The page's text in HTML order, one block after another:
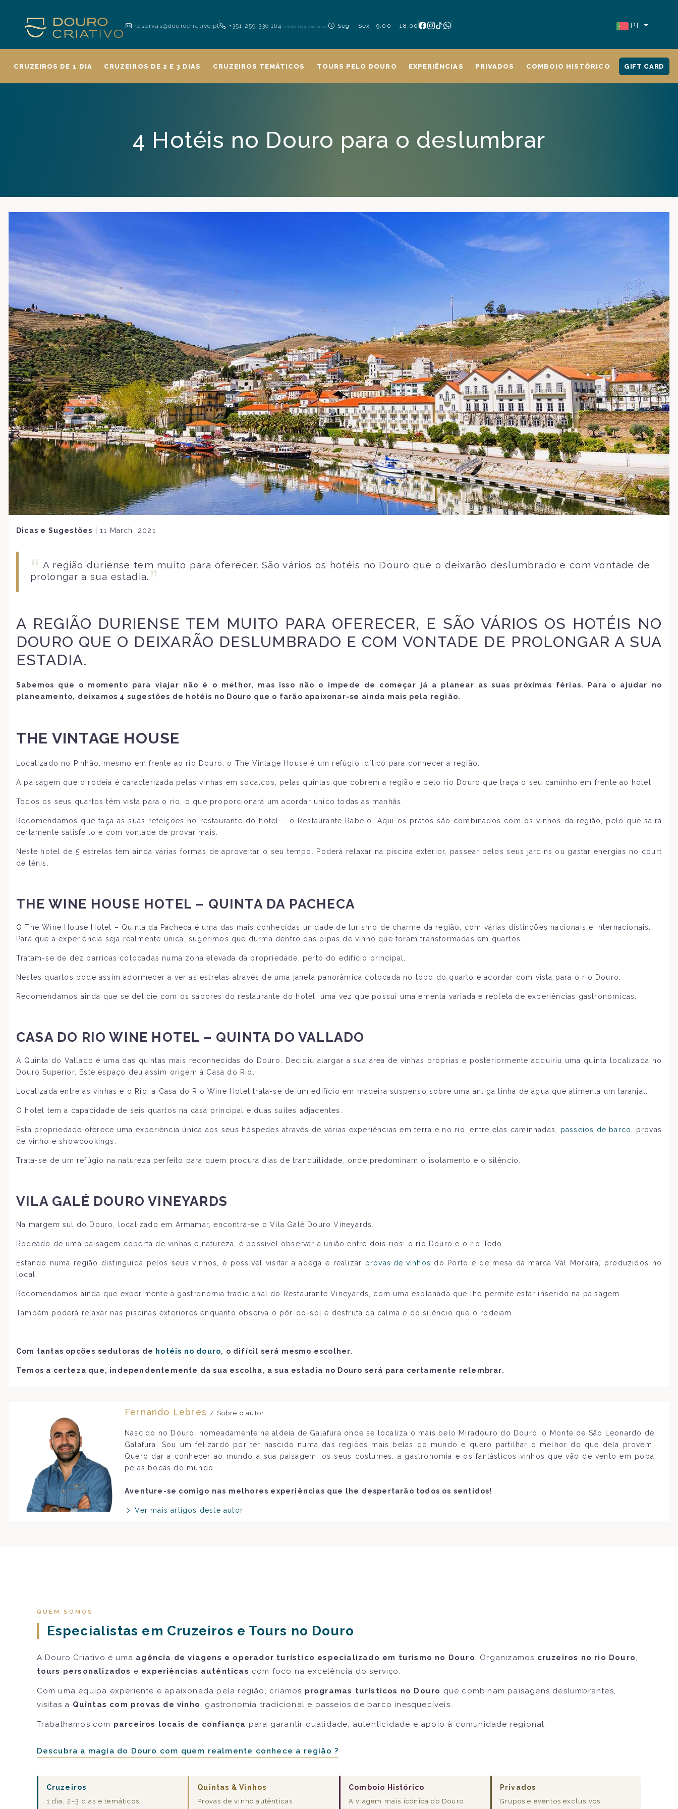
reservas@dourocriativo.pt +351 259 336 164(rede fixa nacional) Seg – Sex · 9:00 – 18:00 PT
CRUZEIROS DE 1 DIA CRUZEIROS DE 2 E 3 DIAS CRUZEIROS TEMÁTICOS TOURS PELO DOURO EXPERIÊNCIAS PRIVADOS COMBOIO HISTÓRICO GIFT CARD
4 Hotéis no Douro para o deslumbrar
Dicas e Sugestões |11 March, 2021
A região duriense tem muito para oferecer. São vários os hotéis no Douro que o deixarão deslumbrado e com vontade de
prolongar a sua estadia.
A REGIÃO DURIENSE TEM MUITO PARA OFERECER, E SÃO VÁRIOS OS HOTÉIS NO
DOURO QUE O DEIXARÃO DESLUMBRADO E COM VONTADE DE PROLONGAR A SUA
ESTADIA.
Sabemos que o momento para viajar não é o melhor, mas isso não o impede de começar já a planear as suas próximas férias. Para o ajudar no
planeamento, deixamos 4 sugestões de hotéis no Douro que o farão apaixonar-se ainda mais pela região.
THE VINTAGE HOUSE
Localizado no Pinhão, mesmo em frente ao rio Douro, o The Vintage House é um refúgio idílico para conhecer a região.
A paisagem que o rodeia é caracterizada pelas vinhas em socalcos, pelas quintas que cobrem a região e pelo rio Douro que traça o seu caminho em frente ao hotel.
Todos os seus quartos têm vista para o rio, o que proporcionará um acordar único todas as manhãs.
Recomendamos que faça as suas refeições no restaurante do hotel – o Restaurante Rabelo. Aqui os pratos são combinados com os vinhos da região, pelo que sairá
certamente satisfeito e com vontade de provar mais.
Neste hotel de 5 estrelas tem ainda várias formas de aproveitar o seu tempo. Poderá relaxar na piscina exterior, passear pelos seus jardins ou gastar energias no court
de ténis.
THE WINE HOUSE HOTEL – QUINTA DA PACHECA
O The Wine House Hotel – Quinta da Pacheca é uma das mais conhecidas unidade de turismo de charme da região, com várias distinções nacionais e internacionais.
Para que a experiência seja realmente única, sugerimos que durma dentro das pipas de vinho que foram transformadas em quartos.
Tratam-se de dez barricas colocadas numa zona elevada da propriedade, perto do edifício principal.
Nestes quartos pode assim adormecer a ver as estrelas através de uma janela panorâmica colocada no topo do quarto e acordar com vista para o rio Douro.
Recomendamos ainda que se delicie com os sabores do restaurante do hotel, uma vez que possui uma ementa variada e repleta de experiências gastronómicas.
CASA DO RIO WINE HOTEL – QUINTA DO VALLADO
A Quinta do Vallado é uma das quintas mais reconhecidas do Douro. Decidiu alargar a sua área de vinhas próprias e posteriormente adquiriu uma quinta localizada no
Douro Superior. Este espaço deu assim origem à Casa do Rio.
Localizada entre as vinhas e o Rio, a Casa do Rio Wine Hotel trata-se de um edifício em madeira suspenso sobre uma antiga linha de água que alimenta um laranjal.
O hotel tem a capacidade de seis quartos na casa principal e duas suítes adjacentes.
Esta propriedade oferece uma experiência única aos seus hóspedes através de várias experiências em terra e no rio, entre elas caminhadas, passeios de barco
, provas
de vinho e showcookings.
Trata-se de um refúgio na natureza perfeito para quem procura dias de tranquilidade, onde predominam o isolamento e o silêncio.
VILA GALÉ DOURO VINEYARDS
Na margem sul do Douro, localizado em Armamar, encontra-se o Vila Galé Douro Vineyards.
Rodeado de uma paisagem coberta de vinhas e natureza, é possível observar a união entre dois rios: o rio Douro e o rio Tedo.
Estando numa região distinguida pelos seus vinhos, é possível visitar a adega e realizar provas de vinhos do Porto e de mesa da marca Val Moreira, produzidos no
local.
Recomendamos ainda que experimente a gastronomia tradicional do Restaurante Vineyards, com uma esplanada que lhe permite estar inserido na paisagem.
Também poderá relaxar nas piscinas exteriores enquanto observa o pôr-do-sol e desfruta da calma e do silêncio que o rodeiam.
Com tantas opções sedutoras de hotéis no douro, o difícil será mesmo escolher.
Temos a certeza que, independentemente da sua escolha, a sua estadia no Douro será para certamente relembrar.
Fernando Lebres / Sobre o autor
Nascido no Douro, nomeadamente na aldeia de Galafura onde se localiza o mais belo Miradouro do Douro, o Monte de São Leonardo de
Galafura. Sou um felizardo por ter nascido numa das regiões mais belas do mundo e quero partilhar o melhor do que dela provem.
Quero dar a conhecer ao mundo a sua paisagem, os seus costumes, a gastronomia e os fantásticos vinhos que vão de vento em popa
pelas bocas do mundo.
Aventure-se comigo nas melhores experiências que lhe despertarão todos os sentidos!
Ver mais artigos deste autor
QUEM SOMOS
Especialistas em Cruzeiros e Tours no Douro
A Douro Criativo é uma agência de viagens e operador turístico especializado em turismo no Douro. Organizamos cruzeiros no rio Douro,
tours personalizados e experiências autênticas com foco na excelência do serviço.
Com uma equipa experiente e apaixonada pela região, criamos programas turísticos no Douro que combinam paisagens deslumbrantes,
visitas a Quintas com provas de vinho, gastronomia tradicional e passeios de barco inesquecíveis.
Trabalhamos com parceiros locais de confiança para garantir qualidade, autenticidade e apoio à comunidade regional.
Descubra a magia do Douro com quem realmente conhece a região ?
Cruzeiros
1 dia, 2–3 dias e temáticos
Quintas & Vinhos
Provas de vinho autênticas
Comboio Histórico
A viagem mais icónica do Douro
Privados
Grupos e eventos exclusivos